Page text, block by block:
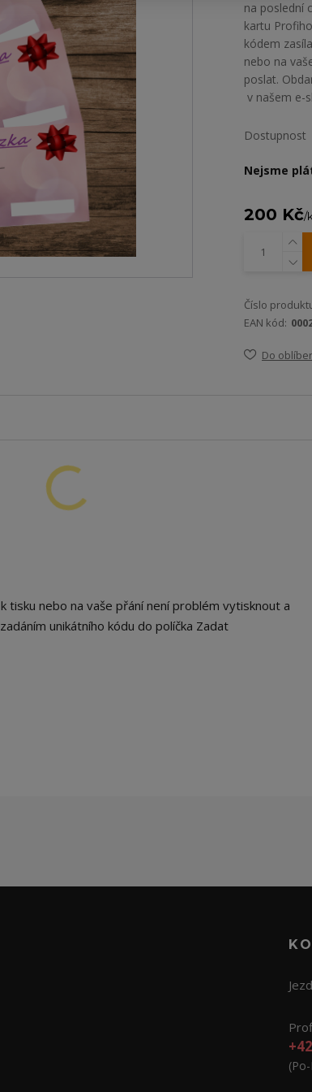
na poslední
kartu
kódem
nebo na
poslat.
v našem e-
Dostupnost
Nejsme
200 Kč/
Číslo
EAN kód:
Do
k tisku nebo na vaše přání není problém vytisknout a
zadáním unikátního kódu do políčka Zadat